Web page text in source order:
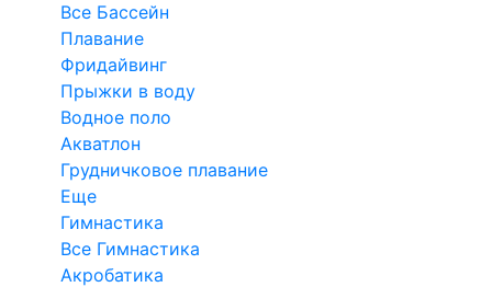
Все Бассейн
Плавание
Фридайвинг
Прыжки в воду
Водное поло
Акватлон
Грудничковое плавание
Еще
Гимнастика
Все Гимнастика
Акробатика